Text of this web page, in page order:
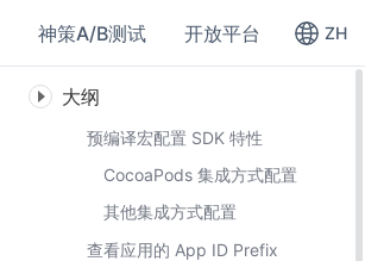
神策A/B测试 开放平台 ZH
大纲
预编译宏配置 SDK 特性
CocoaPods 集成方式配置
其他集成方式配置
查看应用的 App ID Prefix